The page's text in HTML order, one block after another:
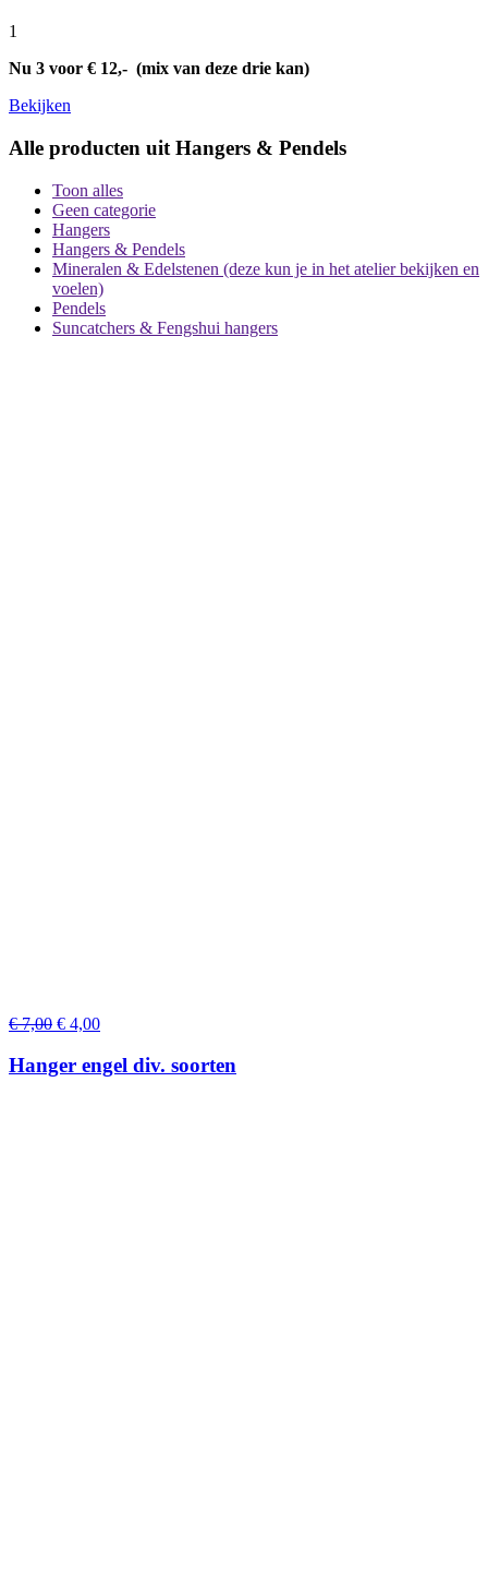
1
Nu 3 voor € 12,- (mix van deze drie kan)
Bekijken
Alle producten uit Hangers & Pendels
Toon alles
Geen categorie
Hangers
Hangers & Pendels
Mineralen & Edelstenen (deze kun je in het atelier bekijken en
voelen)
Pendels
Suncatchers & Fengshui hangers
€7,00 Oorspronkelijke
was:
€ 7,00.
€ 4,00Huidige
is:
€ 4,00.
Hanger engel div. soorten